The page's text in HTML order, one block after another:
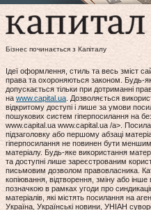
Бізнес починається з Капіталу
Ідеї оформлення, стиль та весь зміст
права та охороняються законом. Будь-
допускається тільки при дотриманні
на www.capital.ua. Дозволяється
відкритому доступі і лише за умови
пошукових систем гіперпосилання на
www.capital.ua www.capital.ua /a>.
підзаголовку або першому абзаці
гіперпосилання не повинен бути
матеріалу. Будь-яке використання
та доступні лише зареєстрованим
письмовим дозволом правовласника.
копіювання, відтворення, зміну або
позначкою в рамках угоди про
матеріалів, які містять посилання на
Україна, Українські новини, УНІАН